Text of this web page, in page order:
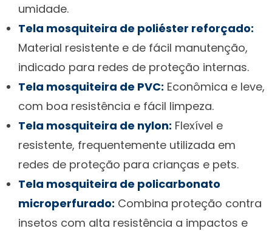
umidade.
Tela mosquiteira de poliéster reforçado:
Material resistente e de fácil manutenção,
indicado para redes de proteção internas.
Tela mosquiteira de PVC: Econômica e leve,
com boa resistência e fácil limpeza.
Tela mosquiteira de nylon: Flexível e
resistente, frequentemente utilizada em
redes de proteção para crianças e pets.
Tela mosquiteira de policarbonato
microperfurado: Combina proteção contra
insetos com alta resistência a impactos e